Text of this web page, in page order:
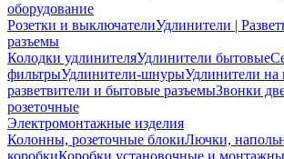
оборудование
Розетки и выключателиУдлинители |
разъемы
Колодки удлинителяУдлинители бытовые
фильтрыУдлинители-шнурыУдлинители на
разветвители и бытовые разъемыЗвонки
розеточные
Электромонтажные изделия
Колонны, розеточные блокиЛючки,
коробкиКоробки установочные и